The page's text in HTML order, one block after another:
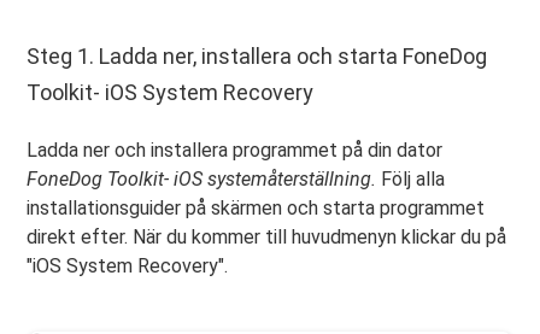
Steg 1. Ladda ner, installera och starta FoneDog
Toolkit- iOS System Recovery
Ladda ner och installera programmet på din dator
FoneDog Toolkit- iOS systemåterställning. Följ alla
installationsguider på skärmen och starta programmet
direkt efter. När du kommer till huvudmenyn klickar du på
"iOS System Recovery".